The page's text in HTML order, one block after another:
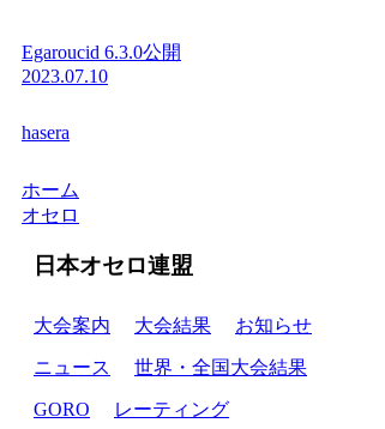
Egaroucid 6.3.0公開
2023.07.10
hasera
ホーム
オセロ
日本オセロ連盟
大会案内 大会結果 お知らせ
ニュース 世界・全国大会結果
GORO レーティング